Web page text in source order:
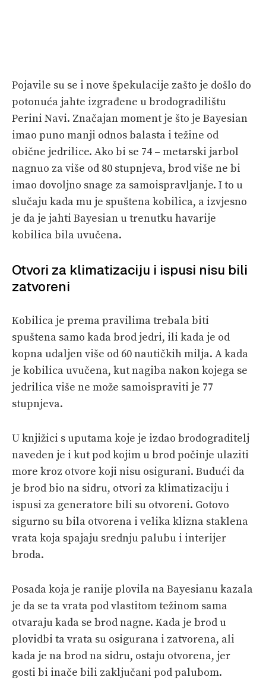
Pojavile su se i nove špekulacije zašto je došlo do
potonuća jahte izgrađene u brodogradilištu
Perini Navi. Značajan moment je što je Bayesian
imao puno manji odnos balasta i težine od
obične jedrilice. Ako bi se 74 – metarski jarbol
nagnuo za više od 80 stupnjeva, brod više ne bi
imao dovoljno snage za samoispravljanje. I to u
slučaju kada mu je spuštena kobilica, a izvjesno
je da je jahti Bayesian u trenutku havarije
kobilica bila uvučena.
Otvori za klimatizaciju i ispusi nisu bili
zatvoreni
Kobilica je prema pravilima trebala biti
spuštena samo kada brod jedri, ili kada je od
kopna udaljen više od 60 nautičkih milja. A kada
je kobilica uvučena, kut nagiba nakon kojega se
jedrilica više ne može samoispraviti je 77
stupnjeva.
U knjižici s uputama koje je izdao brodograditelj
naveden je i kut pod kojim u brod počinje ulaziti
more kroz otvore koji nisu osigurani. Budući da
je brod bio na sidru, otvori za klimatizaciju i
ispusi za generatore bili su otvoreni. Gotovo
sigurno su bila otvorena i velika klizna staklena
vrata koja spajaju srednju palubu i interijer
broda.
Posada koja je ranije plovila na Bayesianu kazala
je da se ta vrata pod vlastitom težinom sama
otvaraju kada se brod nagne. Kada je brod u
plovidbi ta vrata su osigurana i zatvorena, ali
kada je na brod na sidru, ostaju otvorena, jer
gosti bi inače bili zaključani pod palubom.